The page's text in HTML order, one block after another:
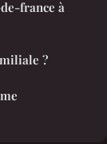
france à
?